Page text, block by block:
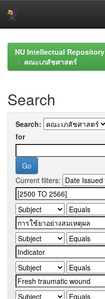
navigationNU Intellectual Repository
คณะเภสัชศาสตร์
Search
Search:
for
Current filters: